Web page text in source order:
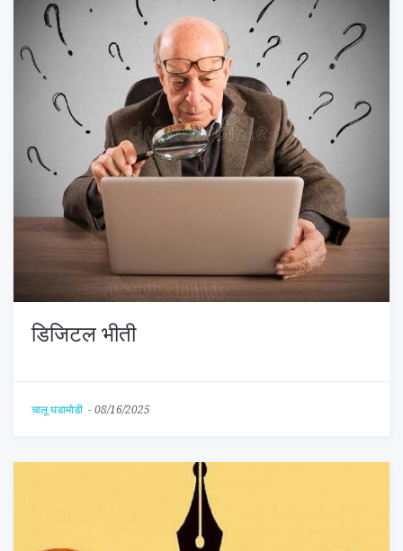
डिजिटल भीती
चालू घडामोडी - 08/16/2025